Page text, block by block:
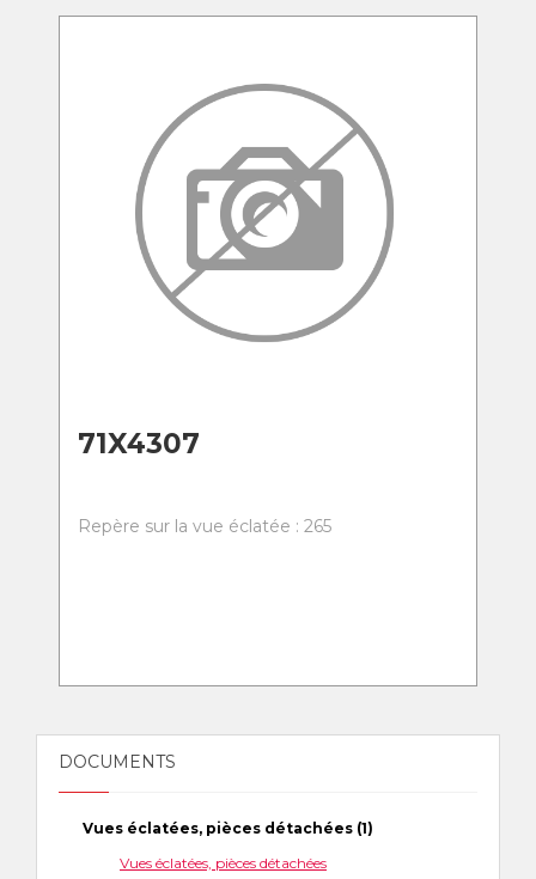
71X4307
Repère sur la vue éclatée : 265
DOCUMENTS
Vues éclatées, pièces détachées (1)
Vues éclatées, pièces détachées